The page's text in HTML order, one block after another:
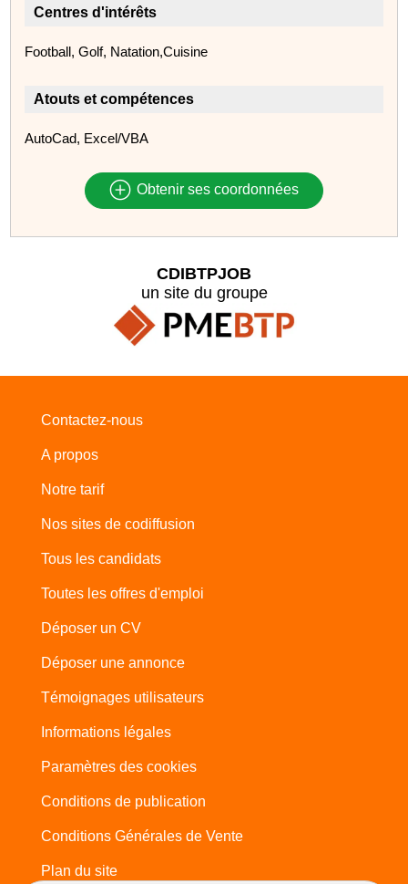
Centres d'intérêts
Football, Golf, Natation,Cuisine
Atouts et compétences
AutoCad, Excel/VBA
Obtenir ses coordonnées
CDIBTPJOB
un site du groupe
Contactez-nous
A propos
Notre tarif
Nos sites de codiffusion
Tous les candidats
Toutes les offres d'emploi
Déposer un CV
Déposer une annonce
Témoignages utilisateurs
Informations légales
Paramètres des cookies
Conditions de publication
Conditions Générales de Vente
Plan du site